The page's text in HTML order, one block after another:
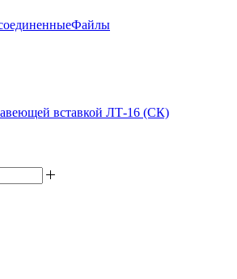
вставкой ЛТ-16 (СК)